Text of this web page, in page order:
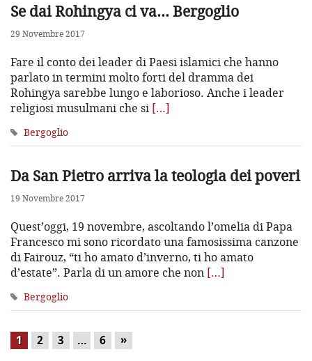
Se dai Rohingya ci va… Bergoglio
29 Novembre 2017
Fare il conto dei leader di Paesi islamici che hanno
parlato in termini molto forti del dramma dei
Rohingya sarebbe lungo e laborioso. Anche i leader
religiosi musulmani che si […]
Bergoglio
Da San Pietro arriva la teologia dei poveri
19 Novembre 2017
Quest’oggi, 19 novembre, ascoltando l’omelia di Papa
Francesco mi sono ricordato una famosissima canzone
di Fairouz, “ti ho amato d’inverno, ti ho amato
d’estate”. Parla di un amore che non […]
Bergoglio
1 2 3 … 6 »